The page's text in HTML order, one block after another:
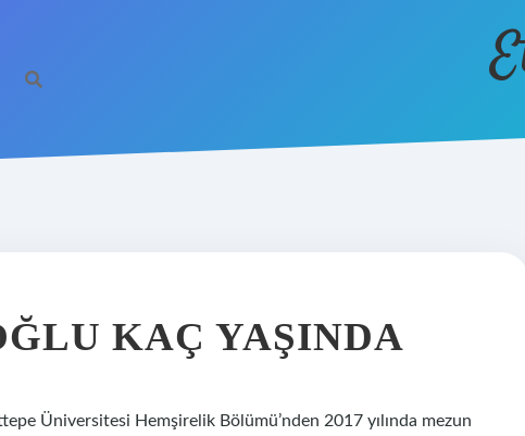
KAÇ YAŞINDA
Üniversitesi Hemşirelik Bölümü’nden 2017 yılında mezun